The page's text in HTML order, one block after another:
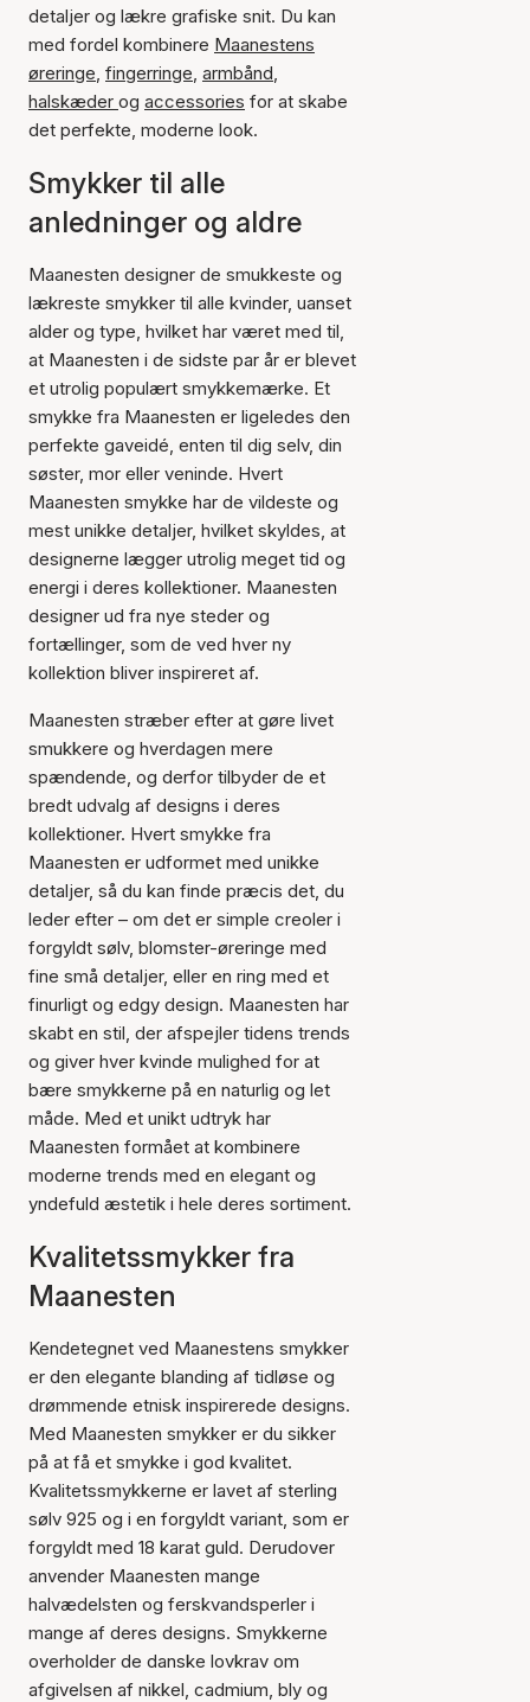
detaljer og lækre grafiske snit. Du kan
med fordel kombinere Maanestens
øreringe, fingerringe, armbånd,
halskæder og accessories for at skabe
det perfekte, moderne look.
Smykker til alle
anledninger og aldre
Maanesten designer de smukkeste og
lækreste smykker til alle kvinder, uanset
alder og type, hvilket har været med til,
at Maanesten i de sidste par år er blevet
et utrolig populært smykkemærke. Et
smykke fra Maanesten er ligeledes den
perfekte gaveidé, enten til dig selv, din
søster, mor eller veninde. Hvert
Maanesten smykke har de vildeste og
mest unikke detaljer, hvilket skyldes, at
designerne lægger utrolig meget tid og
energi i deres kollektioner. Maanesten
designer ud fra nye steder og
fortællinger, som de ved hver ny
kollektion bliver inspireret af.
Maanesten stræber efter at gøre livet
smukkere og hverdagen mere
spændende, og derfor tilbyder de et
bredt udvalg af designs i deres
kollektioner. Hvert smykke fra
Maanesten er udformet med unikke
detaljer, så du kan finde præcis det, du
leder efter – om det er simple creoler i
forgyldt sølv, blomster-øreringe med
fine små detaljer, eller en ring med et
finurligt og edgy design. Maanesten har
skabt en stil, der afspejler tidens trends
og giver hver kvinde mulighed for at
bære smykkerne på en naturlig og let
måde. Med et unikt udtryk har
Maanesten formået at kombinere
moderne trends med en elegant og
yndefuld æstetik i hele deres sortiment.
Kvalitetssmykker fra
Maanesten
Kendetegnet ved Maanestens smykker
er den elegante blanding af tidløse og
drømmende etnisk inspirerede designs.
Med Maanesten smykker er du sikker
på at få et smykke i god kvalitet.
Kvalitetssmykkerne er lavet af sterling
sølv 925 og i en forgyldt variant, som er
forgyldt med 18 karat guld. Derudover
anvender Maanesten mange
halvædelsten og ferskvandsperler i
mange af deres designs. Smykkerne
overholder de danske lovkrav om
afgivelsen af nikkel, cadmium, bly og